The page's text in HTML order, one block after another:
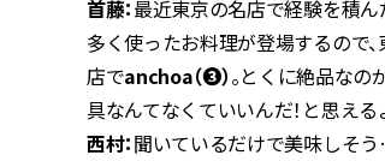
首藤：最近東京の名店で経験を積
多く使ったお料理が登場するので
店でanchoa（❸）。とくに絶品なの
具なんてなくていいんだ！と思える
西村：聞いているだけで美味しそう